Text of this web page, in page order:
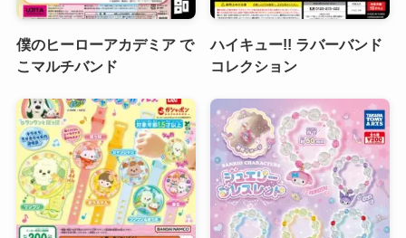
僕のヒーローアカデミア で
こマルチバンド
ハイキュー!! ラバーバンド
コレクション